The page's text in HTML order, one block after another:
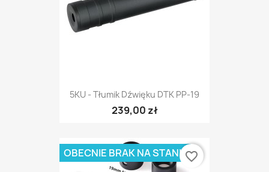
5KU - Tłumik Dźwięku DTK PP-19
239,00 zł
OBECNIE BRAK NA STANIEfavorite_border